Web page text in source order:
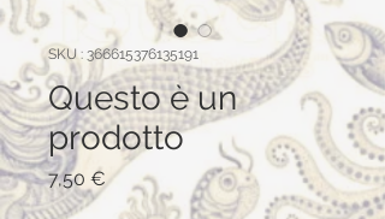
SKU : 366615376135191
Questo è un
prodotto
7,50 € Prix